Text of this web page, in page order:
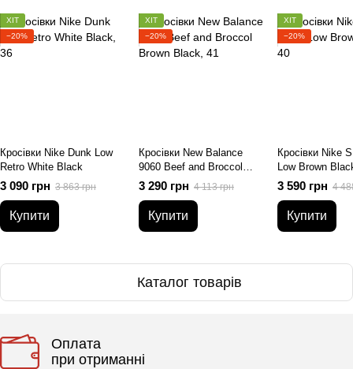
ХІТ
−20%
Кросівки Nike Dunk Low
Retro White Black
3 090 грн 3 863 грн
Купити
ХІТ
−20%
Кросівки New Balance
9060 Beef and Broccol
Brown Black
3 290 грн 4 113 грн
Купити
ХІТ
−20%
Кросівки Nike
Low Brown
3 590 грн 4
Купити
Каталог товарів
Оплата
при отриманні